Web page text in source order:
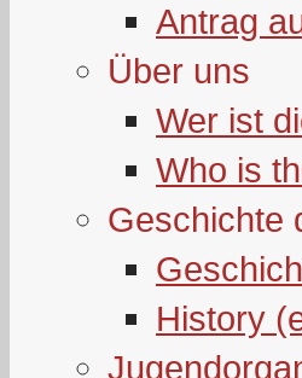
Antrag
Über uns
Wer ist
Who is
Geschichte
History